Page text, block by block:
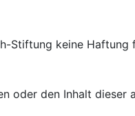
Stiftung keine Haftung
oder den Inhalt dieser